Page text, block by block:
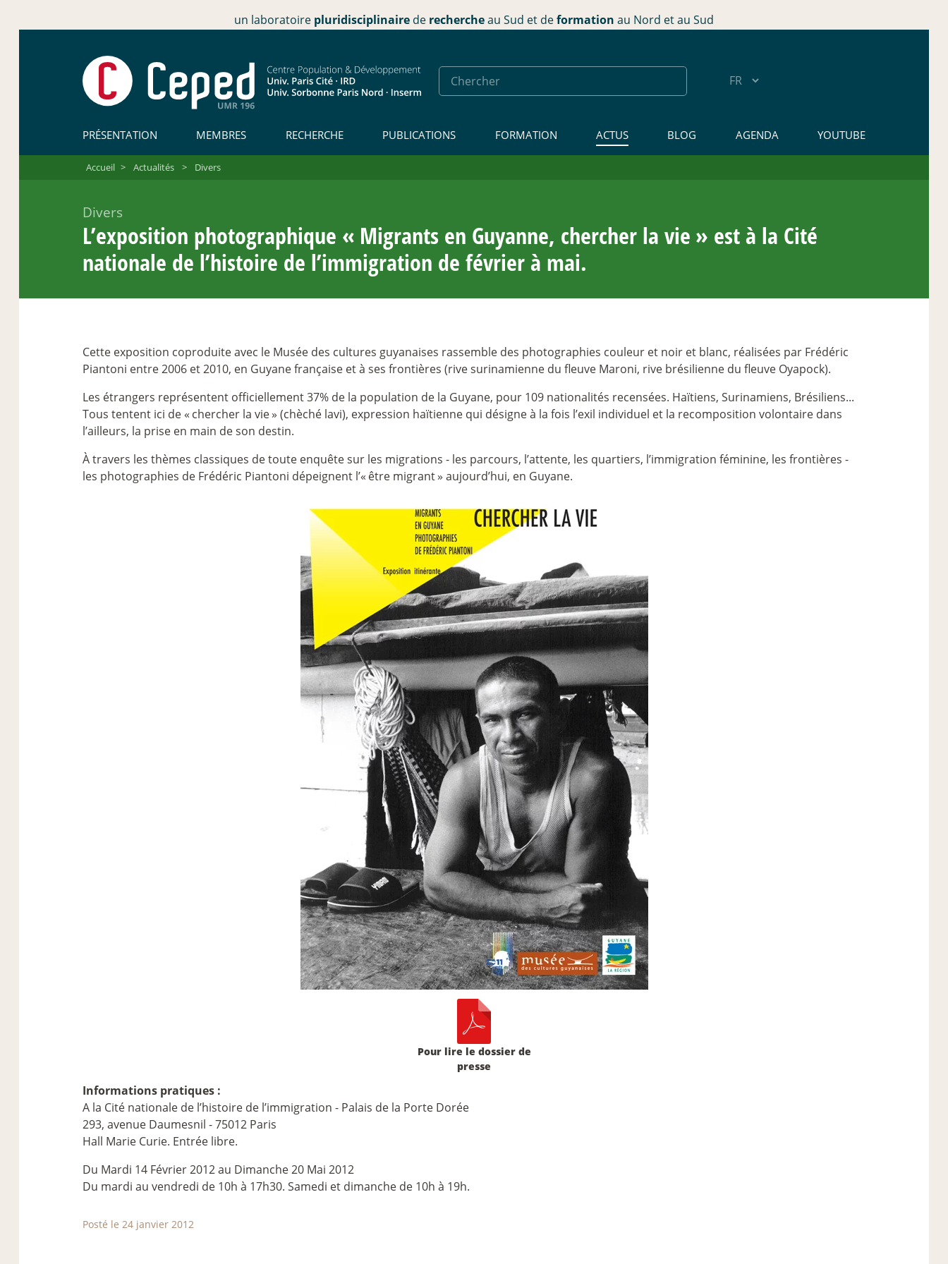
un laboratoire pluridisciplinaire de rechercheau Sud et deformation au Nord et au Sud
PRÉSENTATION MEMBRES RECHERCHE PUBLICATIONS FORMATION ACTUS BLOG AGENDA YOUTUBE
Accueil > Actualités > Divers
Divers
L’exposition photographique « Migrants en Guyanne, chercher la vie » est à la Cité
nationale de l’histoire de l’immigration de février à mai.
Cette exposition coproduite avec le Musée des cultures guyanaises rassemble des photographies couleur et noir et blanc, réalisées par Frédéric
Piantoni entre 2006 et 2010, en Guyane française et à ses frontières (rive surinamienne du fleuve Maroni, rive brésilienne du fleuve Oyapock).
Les étrangers représentent officiellement 37% de la population de la Guyane, pour 109 nationalités recensées. Haïtiens, Surinamiens, Brésiliens...
Tous tentent ici de « chercher la vie» (chèché lavi), expression haïtienne qui désigne à la fois l’exil individuel et la recomposition volontaire dans
l’ailleurs, la prise en main de son destin.
À travers les thèmes classiques de toute enquête sur les migrations - les parcours, l’attente, les quartiers, l’immigration féminine, les frontières -
les photographies de Frédéric Piantoni dépeignent l’« être migrant» aujourd’hui, en Guyane.
Pour lire le dossier de
presse
Informations pratiques :
A la Cité nationale de l’histoire de l’immigration - Palais de la Porte Dorée
293, avenue Daumesnil - 75012 Paris
Hall Marie Curie. Entrée libre.
Du Mardi 14 Février 2012 au Dimanche 20 Mai 2012
Du mardi au vendredi de 10h à 17h30. Samedi et dimanche de 10h à 19h.
Posté le 24 janvier 2012